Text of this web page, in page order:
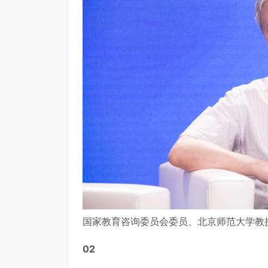
国家教育咨询委员会委员、北京师范大学教
02